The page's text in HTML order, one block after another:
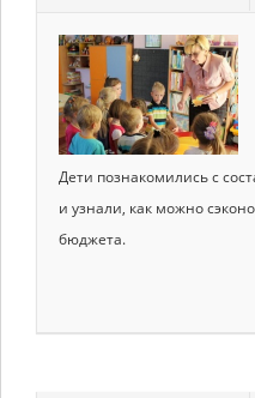
Дети познакомились с
и узнали, как можно
бюджета.